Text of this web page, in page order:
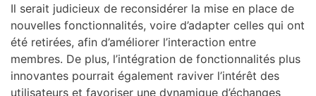
Il serait judicieux de reconsidérer la mise en place de
nouvelles fonctionnalités, voire d’adapter celles qui ont
été retirées, afin d’améliorer l’interaction entre
membres. De plus, l’intégration de fonctionnalités plus
innovantes pourrait également raviver l’intérêt des
utilisateurs et favoriser une dynamique d’échanges